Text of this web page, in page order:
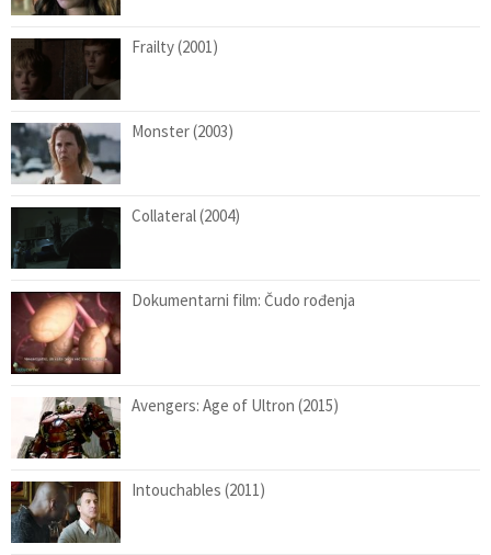
Frailty (2001)
Monster (2003)
Collateral (2004)
Dokumentarni film: Čudo rođenja
Avengers: Age of Ultron (2015)
Intouchables (2011)